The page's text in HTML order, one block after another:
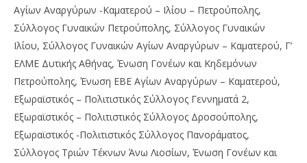
Αγίων Αναργύρων -Καματερού – Ιλίου – Πετρούπολης,
Σύλλογος Γυναικών Πετρούπολης, Σύλλογος Γυναικών
Ιλίου, Σύλλογος Γυναικών Αγίων Αναργύρων – Καματερού, Γ’
ΕΛΜΕ Δυτικής Αθήνας, Ένωση Γονέων και Κηδεμόνων
Πετρούπολης, Ένωση ΕΒΕ Αγίων Αναργύρων – Καματερού,
Εξωραϊστικός – Πολιτιστικός Σύλλογος Γεννηματά 2,
Εξωραϊστικός – Πολιτιστικός Σύλλογος Δροσούπολης,
Εξωραϊστικός -Πολιτιστικός Σύλλογος Πανοράματος,
Σύλλογος Τριών Τέκνων Άνω Λιοσίων, Ένωση Γονέων και